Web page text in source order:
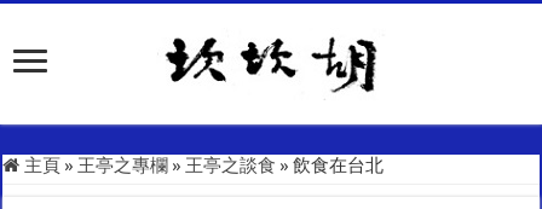
主頁 » 王亭之專欄 » 王亭之談食 » 飲食在台北